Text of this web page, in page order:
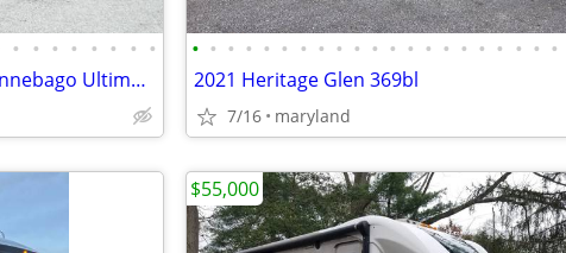
• • • • • • • •
Handicap Accessible 2003 Winnebago Ultimate Adventure
• • • • • • • • • • • • • • • • • • • • •
2021 Heritage Glen 369bl
7/16 maryland
$55,000